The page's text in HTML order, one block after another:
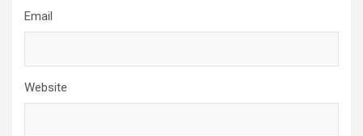
Email
Website